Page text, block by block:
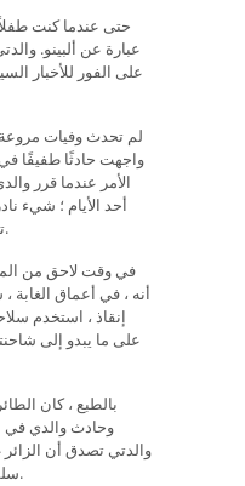
حتى عندما كنت
عبارة عن ألبينو.
على الفور للأخبار
لم تحدث وفيات مروعة
واجهت حادثًا طفيفًا في
الأمر عندما قرر
أحد الأيام ؛ شيء
تغرب الشمس ولم يسمع منه أحد.
في وقت لاحق من
أنه ، في أعماق
إنقاذ ، استخدم
على ما يبدو إلى
بالطبع ، كان
وحادث والدي في
والدتي تصدق أن
سلطة أعلى للتحذير من خطر وشيك.